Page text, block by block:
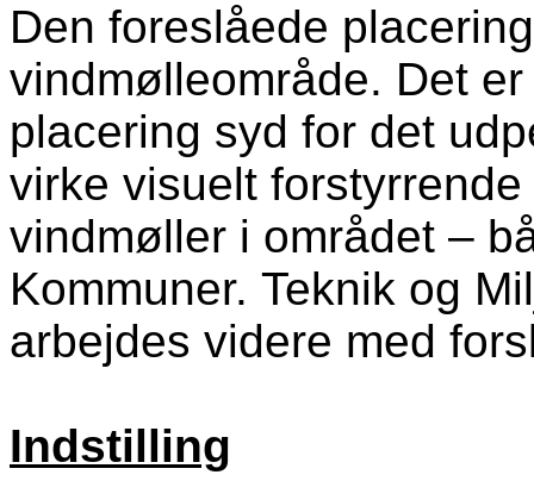
Den foreslåede
vindmølleområde. Det
placering syd for det
virke visuelt
vindmøller i området –
Kommuner. Teknik og
arbejdes videre med
Indstilling